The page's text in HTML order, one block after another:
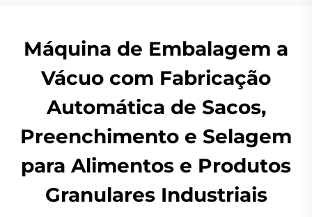
Máquina de Embalagem a
Vácuo com Fabricação
Automática de Sacos,
Preenchimento e Selagem
para Alimentos e Produtos
Granulares Industriais